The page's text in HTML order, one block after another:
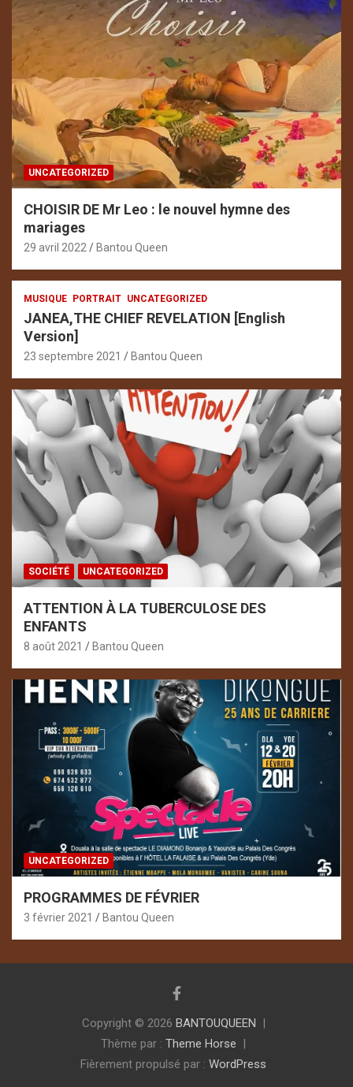
UNCATEGORIZED
CHOISIR DE Mr Leo : le nouvel hymne des
mariages
29 avril 2022 Bantou Queen
MUSIQUE PORTRAIT UNCATEGORIZED
JANEA,THE CHIEF REVELATION [English
Version]
23 septembre 2021 Bantou Queen
SOCIÉTÉ UNCATEGORIZED
ATTENTION À LA TUBERCULOSE DES
ENFANTS
8 août 2021 Bantou Queen
UNCATEGORIZED
PROGRAMMES DE FÉVRIER
3 février 2021 Bantou Queen
Copyright © 2026 BANTOUQUEEN
Thème par : Theme Horse
Fièrement propulsé par : WordPress